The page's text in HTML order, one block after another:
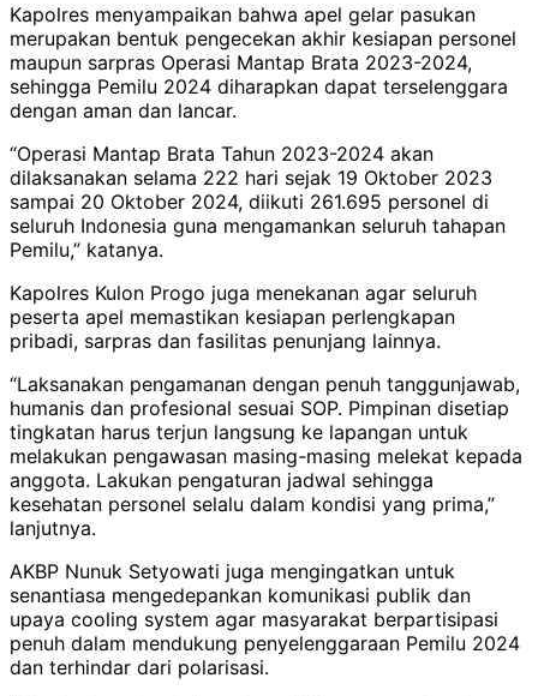
Kapolres menyampaikan bahwa apel gelar pasukan
merupakan bentuk pengecekan akhir kesiapan personel
maupun sarpras Operasi Mantap Brata 2023-2024,
sehingga Pemilu 2024 diharapkan dapat terselenggara
dengan aman dan lancar.
“Operasi Mantap Brata Tahun 2023-2024 akan
dilaksanakan selama 222 hari sejak 19 Oktober 2023
sampai 20 Oktober 2024, diikuti 261.695 personel di
seluruh Indonesia guna mengamankan seluruh tahapan
Pemilu,” katanya.
Kapolres Kulon Progo juga menekanan agar seluruh
peserta apel memastikan kesiapan perlengkapan
pribadi, sarpras dan fasilitas penunjang lainnya.
“Laksanakan pengamanan dengan penuh tanggunjawab,
humanis dan profesional sesuai SOP. Pimpinan disetiap
tingkatan harus terjun langsung ke lapangan untuk
melakukan pengawasan masing-masing melekat kepada
anggota. Lakukan pengaturan jadwal sehingga
kesehatan personel selalu dalam kondisi yang prima,”
lanjutnya.
AKBP Nunuk Setyowati juga mengingatkan untuk
senantiasa mengedepankan komunikasi publik dan
upaya cooling system agar masyarakat berpartisipasi
penuh dalam mendukung penyelenggaraan Pemilu 2024
dan terhindar dari polarisasi.